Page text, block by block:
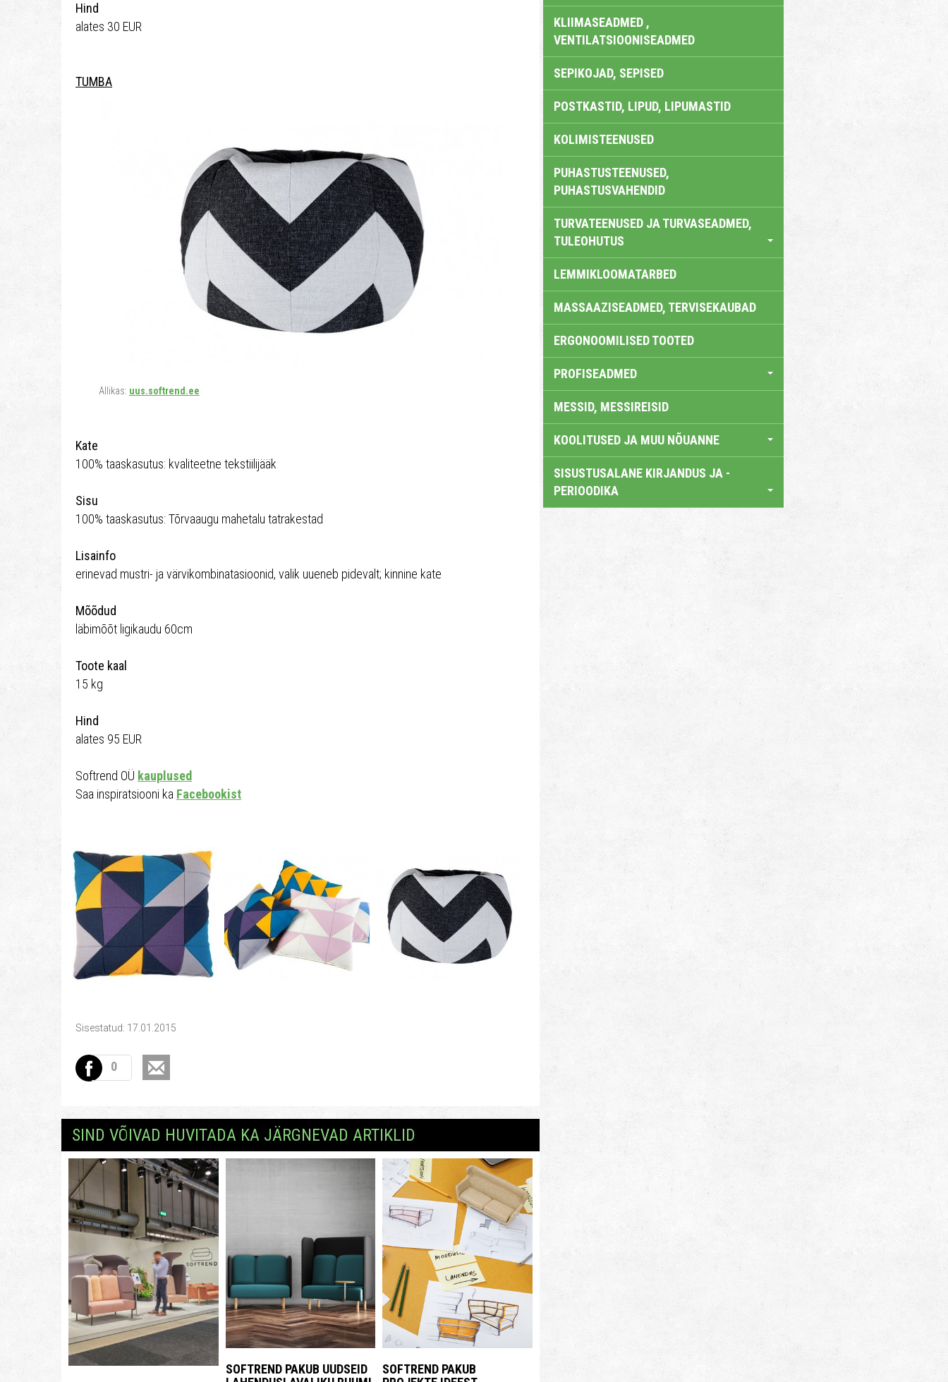
Hind
alates 30 EUR
TUMBA
Allikas: uus.softrend.ee
Kate
100% taaskasutus: kvaliteetne tekstiilijääk
Sisu
100% taaskasutus: Tõrvaaugu mahetalu tatrakestad
Lisainfo
erinevad mustri- ja värvikombinatasioonid, valik uueneb pidevalt; kinnine kate
Mõõdud
läbimõõt ligikaudu 60cm
Toote kaal
15 kg
Hind
alates 95 EUR
Softrend OÜ kauplused
Saa inspiratsiooni ka Facebookist
Sisestatud: 17.01.2015
0
SIND VÕIVAD HUVITADA KA JÄRGNEVAD ARTIKLID
SOFTREND PAKUB UUDSEID
SOFTREND PAKUB
KLIIMASEADMED ,
VENTILATSIOONISEADMED
SEPIKOJAD, SEPISED
POSTKASTID, LIPUD, LIPUMASTID
KOLIMISTEENUSED
PUHASTUSTEENUSED,
PUHASTUSVAHENDID
TURVATEENUSED JA TURVASEADMED,
TULEOHUTUS
LEMMIKLOOMATARBED
MASSAAZISEADMED, TERVISEKAUBAD
ERGONOOMILISED TOOTED
PROFISEADMED
MESSID, MESSIREISID
KOOLITUSED JA MUU NÕUANNE
SISUSTUSALANE KIRJANDUS JA -
PERIOODIKA